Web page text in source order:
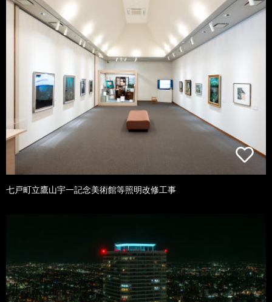
七戸町立鷹山宇一記念美術館等照明改修工事